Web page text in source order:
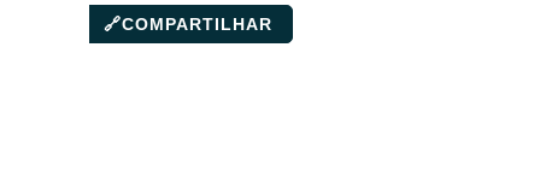
🔗COMPARTILHAR